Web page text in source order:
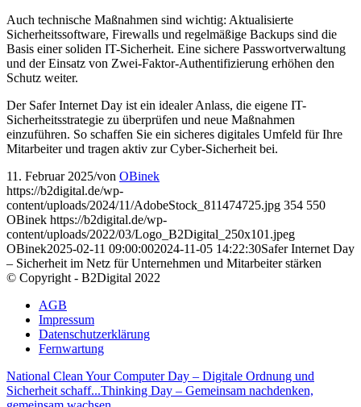
Auch technische Maßnahmen sind wichtig: Aktualisierte
Sicherheitssoftware, Firewalls und regelmäßige Backups sind die
Basis einer soliden IT-Sicherheit. Eine sichere Passwortverwaltung
und der Einsatz von Zwei-Faktor-Authentifizierung erhöhen den
Schutz weiter.
Der Safer Internet Day ist ein idealer Anlass, die eigene IT-
Sicherheitsstrategie zu überprüfen und neue Maßnahmen
einzuführen. So schaffen Sie ein sicheres digitales Umfeld für Ihre
Mitarbeiter und tragen aktiv zur Cyber-Sicherheit bei.
11. Februar 2025/von OBinek
https://b2digital.de/wp-
content/uploads/2024/11/AdobeStock_811474725.jpg 354 550
OBinek https://b2digital.de/wp-
content/uploads/2022/03/Logo_B2Digital_250x101.jpeg
OBinek2025-02-11 09:00:002024-11-05 14:22:30Safer Internet Day
– Sicherheit im Netz für Unternehmen und Mitarbeiter stärken
© Copyright - B2Digital 2022
AGB
Impressum
Datenschutzerklärung
Fernwartung
National Clean Your Computer Day – Digitale Ordnung und
Sicherheit schaff...Thinking Day – Gemeinsam nachdenken,